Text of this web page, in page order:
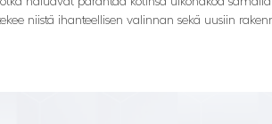
niistä ihanteellisen valinnan sekä uusiin